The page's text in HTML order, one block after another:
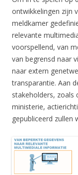
ontwikkelingen zijn
meldkamer
relevante
voorspellend, van
van begrensd naar
naar extern
transparantie. Aan
stakeholders, zoals
ministerie,
gepubliceerd zullen